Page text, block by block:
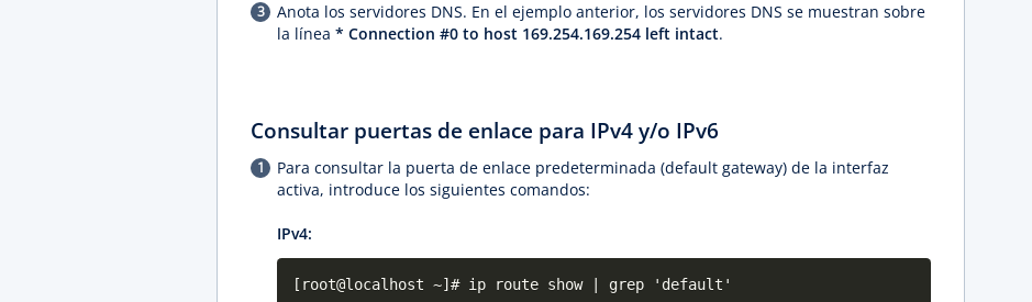
Anota los servidores DNS. En el ejemplo anterior, los servidores DNS se muestran sobre
la línea * Connection #0 to host 169.254.169.254 left intact.
Consultar puertas de enlace para IPv4 y/o IPv6
Para consultar la puerta de enlace predeterminada (default gateway) de la interfaz
activa, introduce los siguientes comandos:
IPv4:
[root@localhost ~]# ip route show | grep 'default'